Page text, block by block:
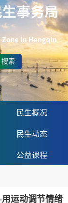
搜索
民生概况
民生动态
公益课程
运动调节情绪